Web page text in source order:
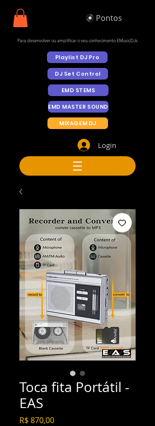
Pontos
Para desenvolver ou amplificar o seu conhecimento EMusicDJs
Playlist DJ Pro
DJ Set Control
EMD STEMS
EMD MASTER SOUND
MIXAGEM DJ
Login
Toca fita Portátil -
EAS
R$ 870,00Preço